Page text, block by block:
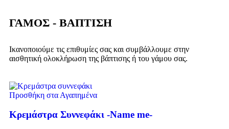
ΓΑΜΟΣ - ΒΑΠΤΙΣΗ
Ικανοποιούμε τις επιθυμίες σας και συμβάλλουμε στην
αισθητική ολοκλήρωση της βάπτισης ή του γάμου σας.
Προσθήκη στα Αγαπημένα
Κρεμάστρα Συννεφάκι -Name me-